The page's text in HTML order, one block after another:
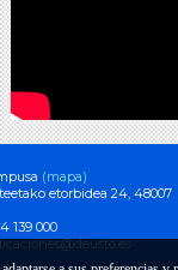
(mapa)
etorbidea 24, 48007
139 000